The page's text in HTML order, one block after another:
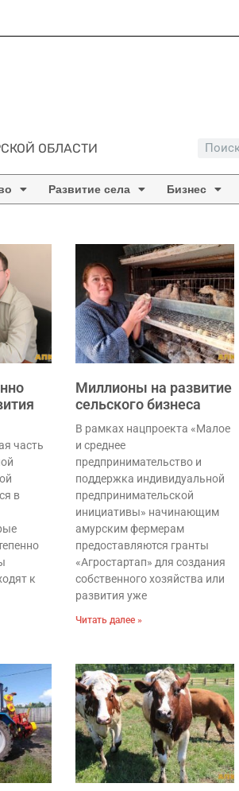
ОБЛАСТИ
Развитие села Бизнес
часть
в
к
Миллионы на развитие
сельского бизнеса
В рамках нацпроекта «Малое
и среднее
предпринимательство и
поддержка индивидуальной
предпринимательской
инициативы» начинающим
амурским фермерам
предоставляются гранты
«Агростартап» для создания
собственного хозяйства или
развития уже
Читать далее »